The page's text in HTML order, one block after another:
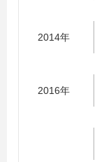
2014年
2016年